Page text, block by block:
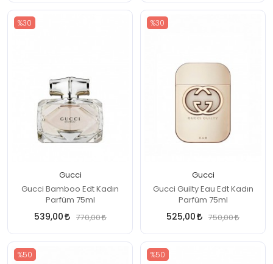
%30
Gucci
Gucci Bamboo Edt Kadın
Parfüm 75ml
539,00 770,00
%30
Gucci
Gucci Guilty Eau Edt Kadın
Parfüm 75ml
525,00 750,00
%50 %50